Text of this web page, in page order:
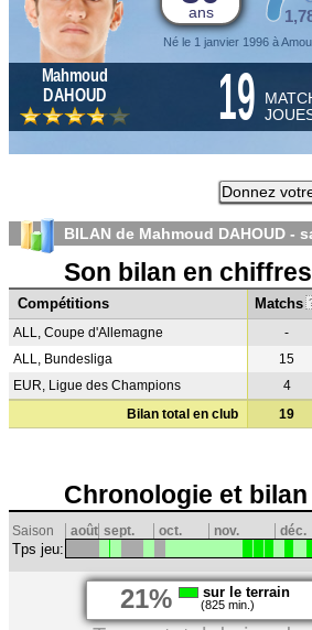
ans
Né le 1 janvier 1996 à
Mahmoud
DAHOUD
19
Donnez
BILAN de Mahmoud DAHOUD -
Son bilan en
Compétitions Matchs
ALL, Coupe d'Allemagne -
ALL, Bundesliga
15
EUR, Ligue des Champions
4
Bilan total en club
19
Chronologie et
Saison août sept. oct. nov. déc.
Tps jeu:
21% sur le terrain
(825 min.)